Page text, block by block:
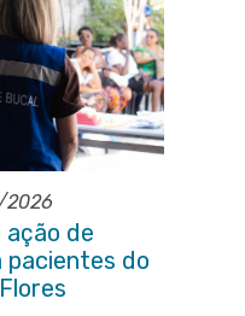
2026
de
pacientes do